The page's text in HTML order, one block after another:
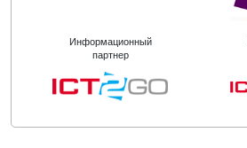
Информационный
партнер